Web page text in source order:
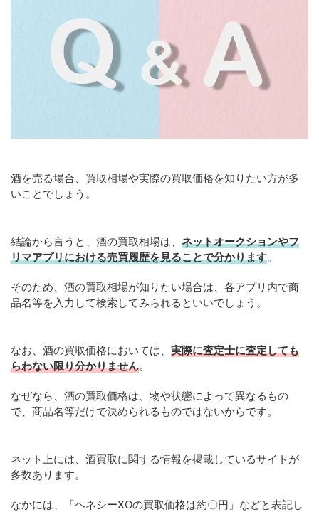
酒を売る場合、買取相場や実際の買取価格を知りたい方が多
いことでしょう。
結論から言うと、酒の買取相場は、 ネットオークションやフ
リマアプリにおける売買履歴を見ることで分かります。
そのため、酒の買取相場が知りたい場合は、各アプリ内で商
品名等を入力して検索してみられるといいでしょう。
なお、酒の買取価格においては、 実際に査定士に査定しても
らわない限り分かりません。
なぜなら、酒の買取価格は、物や状態によって異なるもの
で、商品名等だけで決められるものではないからです。
ネット上には、酒買取に関する情報を掲載しているサイトが
多数あります。
なかには、「ヘネシーXOの買取価格は約〇円」などと表記し